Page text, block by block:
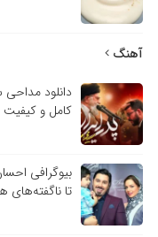
آهنگ
دانلود
کامل و کیفیت
بیوگرافی
تا ناگفته‌های